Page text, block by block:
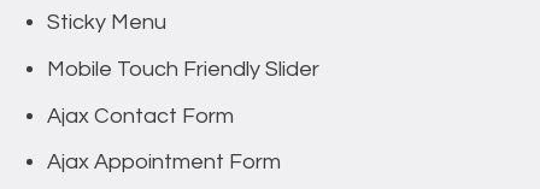
Sticky Menu
Mobile Touch Friendly Slider
Ajax Contact Form
Ajax Appointment Form